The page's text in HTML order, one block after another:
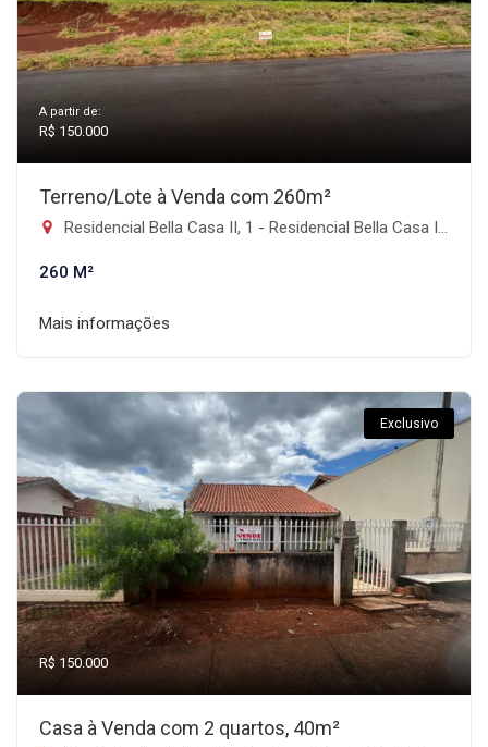
A partir de:
R$ 150.000
Terreno/Lote à Venda com 260m²
Residencial Bella Casa II, 1 - Residencial Bella Casa II, Faxinal-PR
260 M²
Mais informações
Exclusivo
R$ 150.000
Casa à Venda com 2 quartos, 40m²